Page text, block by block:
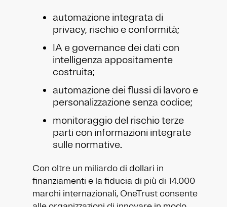
automazione integrata di
privacy, rischio e conformità;
IA e governance dei dati con
intelligenza appositamente
costruita;
automazione dei flussi di lavoro e
personalizzazione senza codice;
monitoraggio del rischio terze
parti con informazioni integrate
sulle normative.
Con oltre un miliardo di dollari in
finanziamenti e la fiducia di più di 14.000
marchi internazionali, OneTrust consente